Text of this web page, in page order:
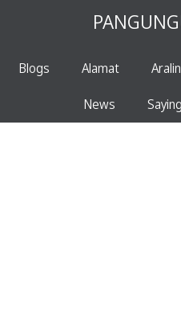
Blogs Alamat Aralin
News